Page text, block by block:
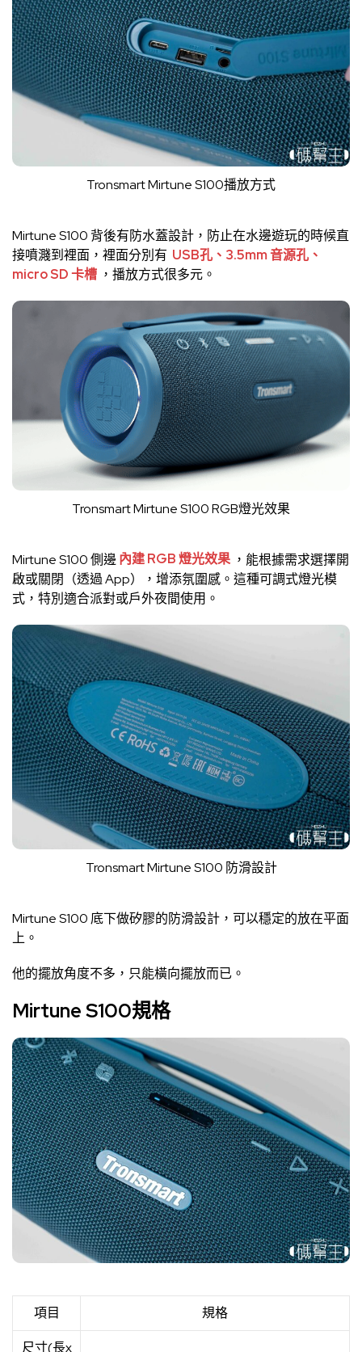
Tronsmart Mirtune S100播放方式
Mirtune S100 背後有防水蓋設計，防止在水邊遊玩的時候直
接噴濺到裡面，裡面分別有 USB孔、3.5mm 音源孔、
micro SD 卡槽 ，播放方式很多元。
Tronsmart Mirtune S100 RGB燈光效果
Mirtune S100 側邊 內建 RGB 燈光效果 ，能根據需求選擇開
啟或關閉（透過 App），增添氛圍感。這種可調式燈光模
式，特別適合派對或戶外夜間使用。
Tronsmart Mirtune S100 防滑設計
Mirtune S100 底下做矽膠的防滑設計，可以穩定的放在平面
上。
他的擺放角度不多，只能橫向擺放而已。
Mirtune S100規格
項目 規格
尺寸(長x